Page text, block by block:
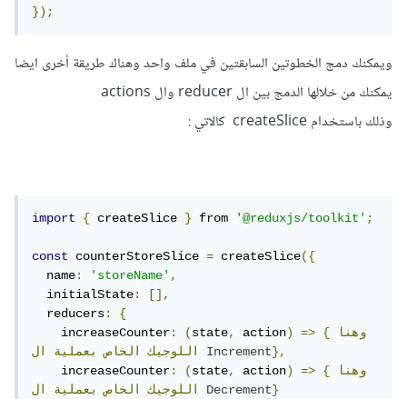
});
ويمكنك دمج الخطوتين السابقتين في ملف واحد وهناك طريقة أخرى ايضا
يمكنك من خلالها الدمج بين ال reducer وال actions
وذلك باستخدام createSlice كالاتي :
import { createSlice } from '@reduxjs/toolkit';
const counterStoreSlice = createSlice({
  name
: 'storeName',
  initialState
:
[],
  reducers
:
{
    increaseCounter
: (state, action) =>
{وهنا
اللوجيك
الخاص بعملية ال Increment},
    increaseCounter
: (state, action) =>
{وهنا
اللوجيك
الخاص بعملية ال Decrement}